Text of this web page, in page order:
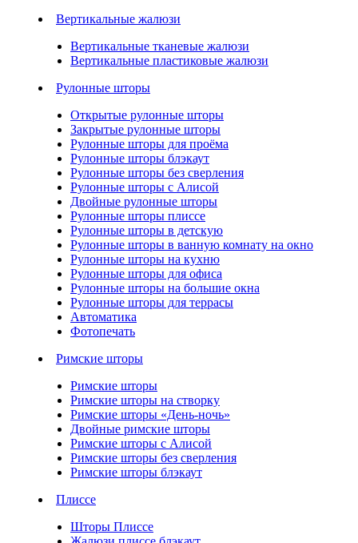
Вертикальные жалюзи
Вертикальные тканевые жалюзи
Вертикальные пластиковые жалюзи
Рулонные шторы
Открытые рулонные шторы
Закрытые рулонные шторы
Рулонные шторы для проёма
Рулонные шторы блэкаут
Рулонные шторы без сверления
Рулонные шторы с Алисой
Двойные рулонные шторы
Рулонные шторы плиссе
Рулонные шторы в детскую
Рулонные шторы в ванную комнату на окно
Рулонные шторы на кухню
Рулонные шторы для офиса
Рулонные шторы на большие окна
Рулонные шторы для террасы
Автоматика
Фотопечать
Римские шторы
Римские шторы
Римские шторы на створку
Римские шторы «День-ночь»
Двойные римские шторы
Римские шторы с Алисой
Римские шторы без сверления
Римские шторы блэкаут
Плиссе
Шторы Плиссе